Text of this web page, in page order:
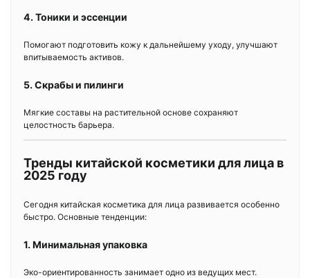
4. Тоники и эссенции
Помогают подготовить кожу к дальнейшему уходу, улучшают
впитываемость активов.
5. Скрабы и пилинги
Мягкие составы на растительной основе сохраняют
целостность барьера.
Тренды китайской косметики для лица в
2025 году
Сегодня китайская косметика для лица развивается особенно
быстро. Основные тенденции:
1. Минимальная упаковка
Эко-ориентированность занимает одно из ведущих мест.